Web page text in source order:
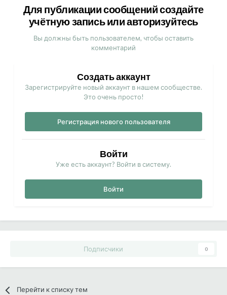
Для публикации сообщений создайте
учётную запись или авторизуйтесь
Вы должны быть пользователем, чтобы оставить
комментарий
Создать аккаунт
Зарегистрируйте новый аккаунт в нашем сообществе.
Это очень просто!
Регистрация нового пользователя
Войти
Уже есть аккаунт? Войти в систему.
Войти
Подписчики 0
Перейти к списку тем